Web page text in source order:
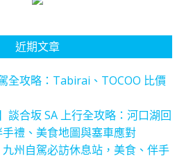
近期文章
全攻略：Tabirai、TOCOO 比價
談合坂 SA 上行全攻略：河口湖回
禮、美食地圖與塞車應對
州自駕必訪休息站，美食、伴手